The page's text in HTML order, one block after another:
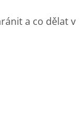
a co dělat v